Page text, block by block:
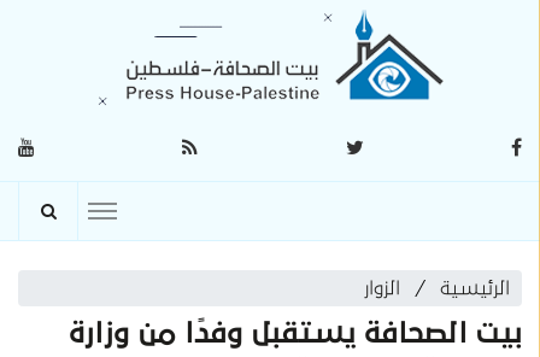
الرئيسية الزوار
بيت الصحافة يستقبل وفدًا من وزارة